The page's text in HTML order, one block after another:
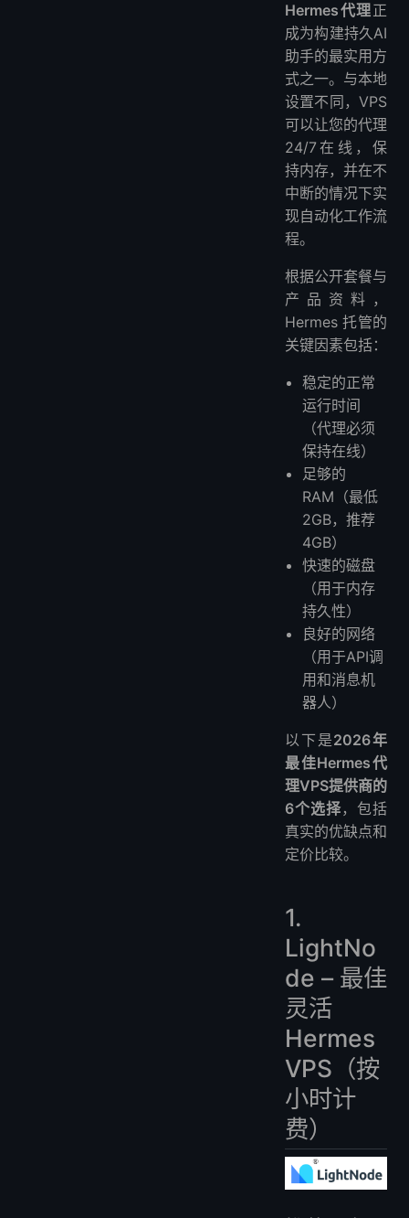
Hermes代理正
成为构建持久AI
助手的最实用方
式之一。与本地
设置不同，VPS
可以让您的代理
24/7在线，保
持内存，并在不
中断的情况下实
现自动化工作流
程。
根据公开套餐与
产品资料，
Hermes 托管的
关键因素包括：
稳定的正常
运行时间
（代理必须
保持在线）
足够的
RAM（最低
2GB，推荐
4GB）
快速的磁盘
（用于内存
持久性）
良好的网络
（用于API调
用和消息机
器人）
以下是2026年
最佳Hermes代
理VPS提供商的
6个选择，包括
真实的优缺点和
定价比较。
1.
LightNo
de – 最佳
灵活
Hermes
VPS（按
小时计
费）